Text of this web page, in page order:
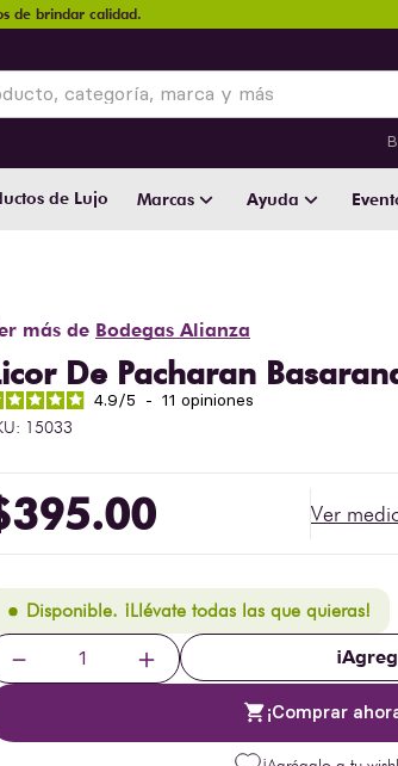
de brindar calidad.
categoría, marca y más
de Lujo Marcas Ayuda
más de Bodegas Alianza
De Pacharan
4.9/5 - 11 opiniones
: 15033
395.00 Ver
Disponible. ¡Llévate todas las que quieras!
＋
－
¡Comprar